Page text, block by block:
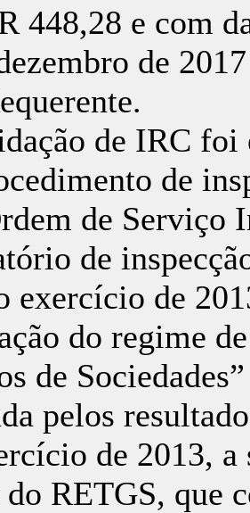
448,28 e com
de
de IRC foi
de
de Serviço
de
exercício de
do regime
de
pelos
de 2013, a
RETGS, que